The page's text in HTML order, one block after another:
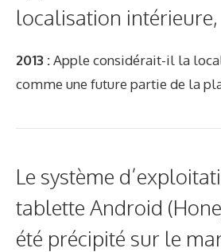
localisation intérieure,
2013 :Apple considérait-il la
comme une future partie de la
Le système
tablette Android
été précipité sur le